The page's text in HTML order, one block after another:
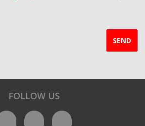
SEND
FOLLOW US